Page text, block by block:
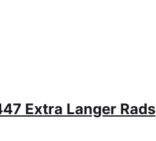
Extra Langer Rads